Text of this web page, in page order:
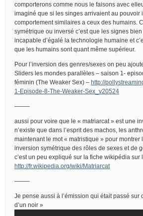
comporterons comme nous le faisons avec
imaginé que si les singes arrivaient au pouvoir
comportement similaires a ceux des humains.
symétrique ou inversé c’est que les signes
incapable d’égalé la technologie humaine et
que les humains sont quant même supérieur.
Pour l’inversion des genres/sexes on peu
Sliders les mondes parallèles – saison 1-
féminin (The Weaker Sex) – http://
1-Episode-8-The-Weaker-Sex_v20524
——–
aussi pour voire que le « matriarcat » est une
n’existe que dans l’esprit des machos, les
maintenant le mot « matristique » pour montrer
inversion symétrique des rôles de sexes et de
c’est un peu expliqué sur la fiche wikipédia sur
http://fr.wikipedia.org/wiki/Matriarcat
——–
Je pense aussi à l’émission qui était passé sur
d’un noir »